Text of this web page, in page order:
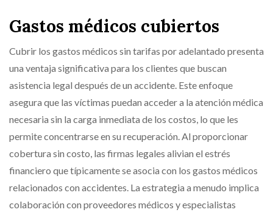
Gastos médicos cubiertos
Cubrir los gastos médicos sin tarifas por adelantado presenta
una ventaja significativa para los clientes que buscan
asistencia legal después de un accidente. Este enfoque
asegura que las víctimas puedan acceder a la atención médica
necesaria sin la carga inmediata de los costos, lo que les
permite concentrarse en su recuperación. Al proporcionar
cobertura sin costo, las firmas legales alivian el estrés
financiero que típicamente se asocia con los gastos médicos
relacionados con accidentes. La estrategia a menudo implica
colaboración con proveedores médicos y especialistas